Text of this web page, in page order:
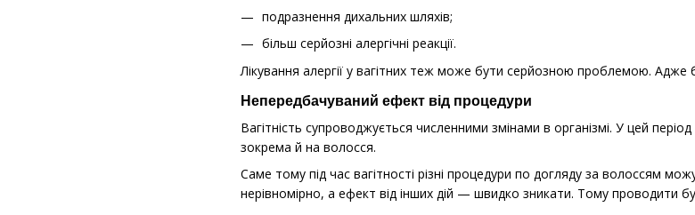
подразнення дихальних шляхів;
більш серйозні алергічні реакції.
Лікування алергії у вагітних теж може бути серйозною проблемою. Адже
Непередбачуваний ефект від процедури
Вагітність супроводжується численними змінами в організмі. У цей
зокрема й на волосся.
Саме тому під час вагітності різні процедури по догляду за волоссям
нерівномірно, а ефект від інших дій — швидко зникати. Тому проводити